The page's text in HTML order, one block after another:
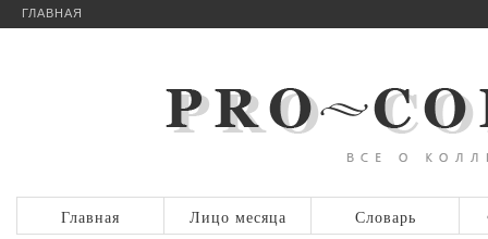
ГЛАВНАЯ
Главная Лицо месяца Словарь